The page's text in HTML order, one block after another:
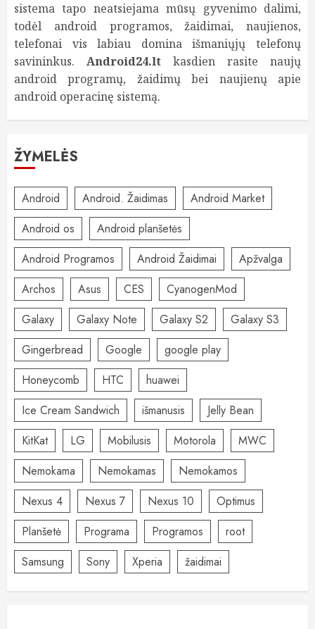
sistema tapo neatsiejama mūsų gyvenimo dalimi,
todėl android programos, žaidimai, naujienos,
telefonai vis labiau domina išmaniųjų telefonų
savininkus. Android24.lt kasdien rasite naujų
android programų, žaidimų bei naujienų apie
android operacinę sistemą.
ŽYMELĖS
Android Android. Žaidimas
Android Market
Android os
Android planšetės
Android Programos
Android Žaidimai
Apžvalga
Archos
Asus CES
CyanogenMod
Galaxy
Galaxy Note Galaxy S2
Galaxy S3
Gingerbread
Google
google play
Honeycomb
HTC
huawei
Ice Cream Sandwich
išmanusis
Jelly Bean
KitKat
LG Mobilusis Motorola
MWC
Nemokama
Nemokamas
Nemokamos
Nexus 4
Nexus 7 Nexus 10
Optimus
Planšetė
Programa Programos
root
Samsung
Sony Xperia žaidimai